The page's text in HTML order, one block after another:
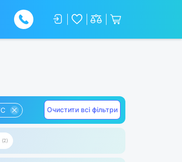
Очистити всі фільтри
2